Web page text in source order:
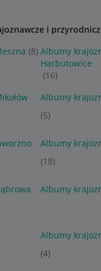
i
(8) Albumy
Harbutowice
(16)
Albumy
(5)
Albumy
(18)
Albumy
Albumy
(4)